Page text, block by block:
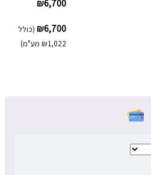
₪6,700
₪6,700
(כולל
₪1,022 מע"מ)